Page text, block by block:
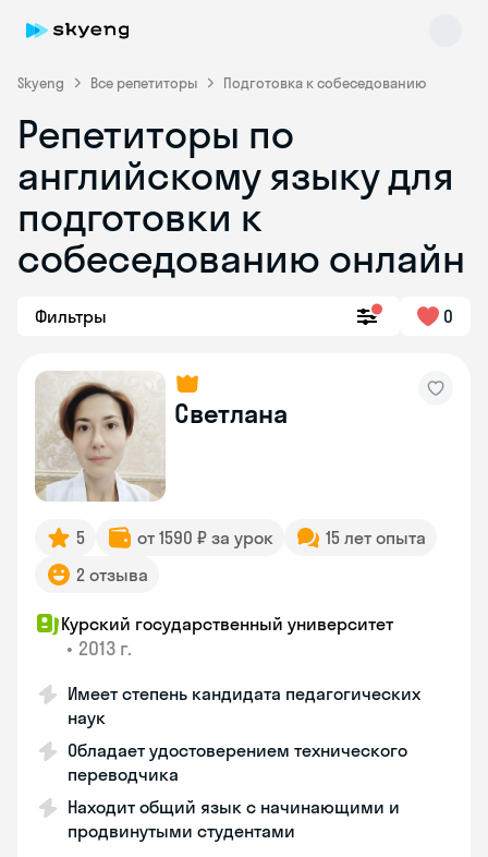
Skyeng Все репетиторы Подготовка к собеседованию
Репетиторы по
английскому языку для
подготовки к
собеседованию онлайн
Фильтры 0
Светлана
5 от 1590 ₽ за урок
15 лет опыта
2 отзыва
Курский государственный университет
• 2013 г.
Имеет степень кандидата педагогических
наук
Обладает удостоверением технического
переводчика
Находит общий язык с начинающими и
продвинутыми студентами
Skyeng Chat